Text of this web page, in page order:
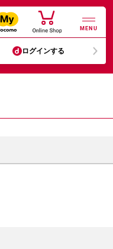
MENU
ログインする